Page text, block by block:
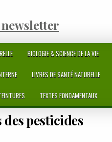
BIOLOGIE & SCIENCE DE LA VIE
LIVRES DE SANTÉ NATURELLE
TEXTES FONDAMENTAUX
des pesticides